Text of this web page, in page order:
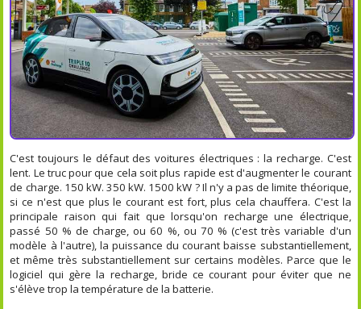
C'est toujours le défaut des voitures électriques : la recharge. C'est
lent. Le truc pour que cela soit plus rapide est d'augmenter le courant
de charge. 150 kW. 350 kW. 1500 kW ? Il n'y a pas de limite théorique,
si ce n'est que plus le courant est fort, plus cela chauffera. C'est la
principale raison qui fait que lorsqu'on recharge une électrique,
passé 50 % de charge, ou 60 %, ou 70 % (c'est très variable d'un
modèle à l'autre), la puissance du courant baisse substantiellement,
et même très substantiellement sur certains modèles. Parce que le
logiciel qui gère la recharge, bride ce courant pour éviter que ne
s'élève trop la température de la batterie.